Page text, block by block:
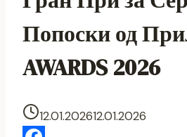
Попоски од
AWARDS 2026
12.01.202612.01.2026